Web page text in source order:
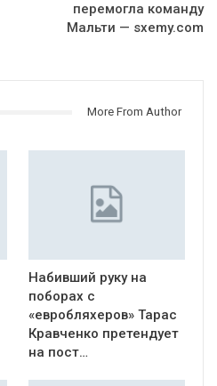
перемогла команду
Мальти — sxemy.com
More From Author
Набивший руку на
поборах с
«евробляхеров» Тарас
Кравченко претендует
на пост…